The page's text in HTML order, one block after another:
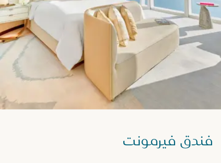
فندق فيرمونت